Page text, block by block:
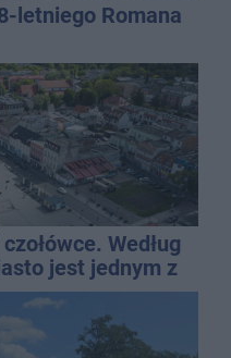
letniego Romana
Według
jest jednym z
upały